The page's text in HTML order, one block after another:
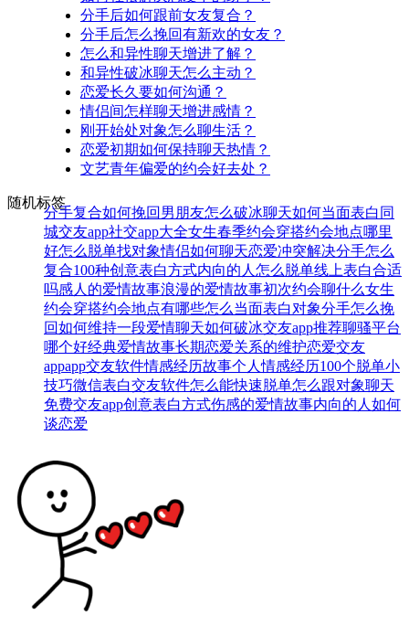
分手后如何跟前女友复合？
分手后怎么挽回有新欢的女友？
怎么和异性聊天增进了解？
和异性破冰聊天怎么主动？
恋爱长久要如何沟通？
情侣间怎样聊天增进感情？
刚开始处对象怎么聊生活？
恋爱初期如何保持聊天热情？
文艺青年偏爱的约会好去处？
随机标签
分手复合如何挽回男朋友怎么破冰聊天如何当面表白 同
城交友app社交app大全女生春季约会穿搭约会地点哪里
好怎么脱单找对象情侣如何聊天恋爱冲突解决分手怎么
复合100种创意表白方式内向的人怎么脱单线上表白合适
吗感人的爱情故事浪漫的爱情故事初次约会聊什么女生
约会穿搭约会地点有哪些怎么当面表白对象分手怎么挽
回如何维持一段爱情聊天如何破冰交友app推荐聊骚平台
哪个好经典爱情故事长期恋爱关系的维护恋爱交友
appapp交友软件情感经历故事个人情感经历100个脱单小
技巧微信表白交友软件怎么能快速脱单怎么跟对象聊天
免费交友app创意表白方式伤感的爱情故事内向的人如何
谈恋爱